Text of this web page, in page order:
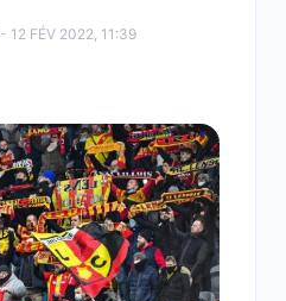
- 12 FÉV 2022, 11:39